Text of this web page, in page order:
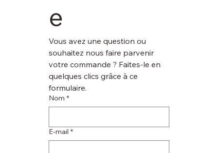
e
Vous avez une question ou
souhaitez nous faire parvenir
votre commande ? Faites-le en
quelques clics grâce à ce
formulaire.
Nom *
E‑mail *